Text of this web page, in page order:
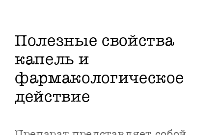
Полезные свойства
капель и
фармакологическое
действие